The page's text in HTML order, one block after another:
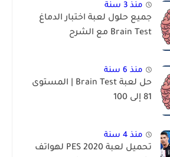
منذ 3 سنة
جميع حلول لعبة اختبار الدماغ
Brain Test مع الشرح
منذ 6 سنة
حل لعبة Brain Test | المستوى
81 إلى 100
منذ 4 سنة
تحميل لعبة PES 2020 لهواتف